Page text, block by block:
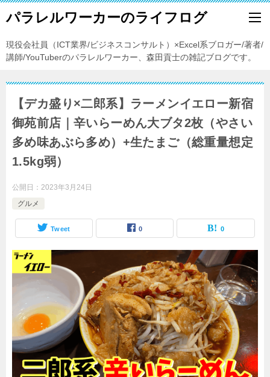
パラレルワーカーのライフログ
現役会社員（ICT業界/ビジネスコンサルト）×Excel系ブロガー/著者/
講師/YouTuberのパラレルワーカー、森田貢士の雑記ブログです。
【デカ盛り×二郎系】ラーメンイエロー新宿
御苑前店｜辛いらーめん大ブタ2枚（やさい
多め味あぶら多め）+生たまご（総重量想定
1.5kg弱）
公開日： 2023年3月24日
グルメ
Tweet 0 0